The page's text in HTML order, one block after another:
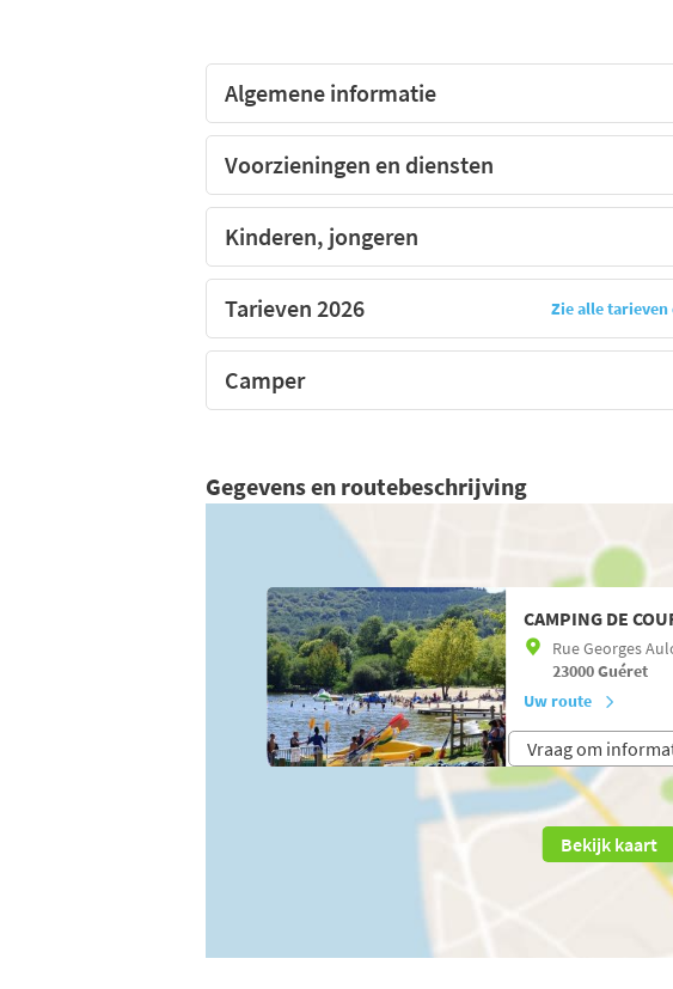
Algemene informatie
Voorzieningen en diensten
Kinderen, jongeren
Tarieven 2026 Zie alle tarieven
Camper
Gegevens en routebeschrijving
CAMPING DE
Rue Georges
23000Guéret
Uw route
Vraag om
Bekijk kaart